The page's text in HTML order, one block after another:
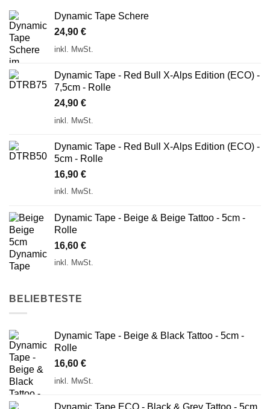
Dynamic Tape Schere
24,90 €
inkl. MwSt.
Dynamic Tape - Red Bull X-Alps Edition (ECO) -
7,5cm - Rolle
24,90 €
inkl. MwSt.
Dynamic Tape - Red Bull X-Alps Edition (ECO) -
5cm - Rolle
16,90 €
inkl. MwSt.
Dynamic Tape - Beige & Beige Tattoo - 5cm -
Rolle
16,60 €
inkl. MwSt.
BELIEBTESTE
Dynamic Tape - Beige & Black Tattoo - 5cm -
Rolle
16,60 €
inkl. MwSt.
Dynamic Tape ECO - Black & Grey Tattoo - 5cm